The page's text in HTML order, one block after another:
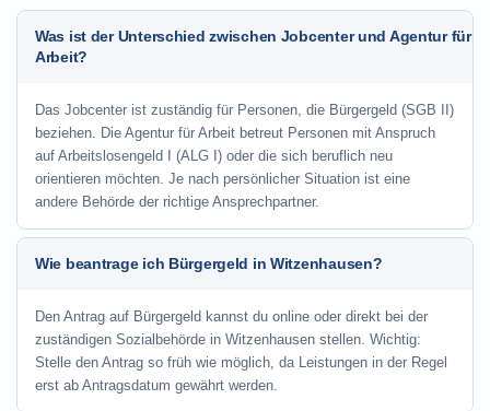
Was ist der Unterschied zwischen Jobcenter und Agentur für
Arbeit?
Das Jobcenter ist zuständig für Personen, die Bürgergeld (SGB II)
beziehen. Die Agentur für Arbeit betreut Personen mit Anspruch
auf Arbeitslosengeld I (ALG I) oder die sich beruflich neu
orientieren möchten. Je nach persönlicher Situation ist eine
andere Behörde der richtige Ansprechpartner.
Wie beantrage ich Bürgergeld in Witzenhausen?
Den Antrag auf Bürgergeld kannst du online oder direkt bei der
zuständigen Sozialbehörde in Witzenhausen stellen. Wichtig:
Stelle den Antrag so früh wie möglich, da Leistungen in der Regel
erst ab Antragsdatum gewährt werden.